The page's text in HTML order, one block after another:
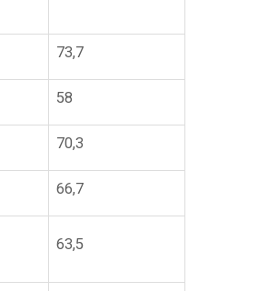
73,7
58
70,3
66,7
63,5